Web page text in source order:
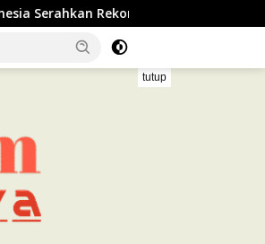
kepada Presiden Prabowo,
tutup